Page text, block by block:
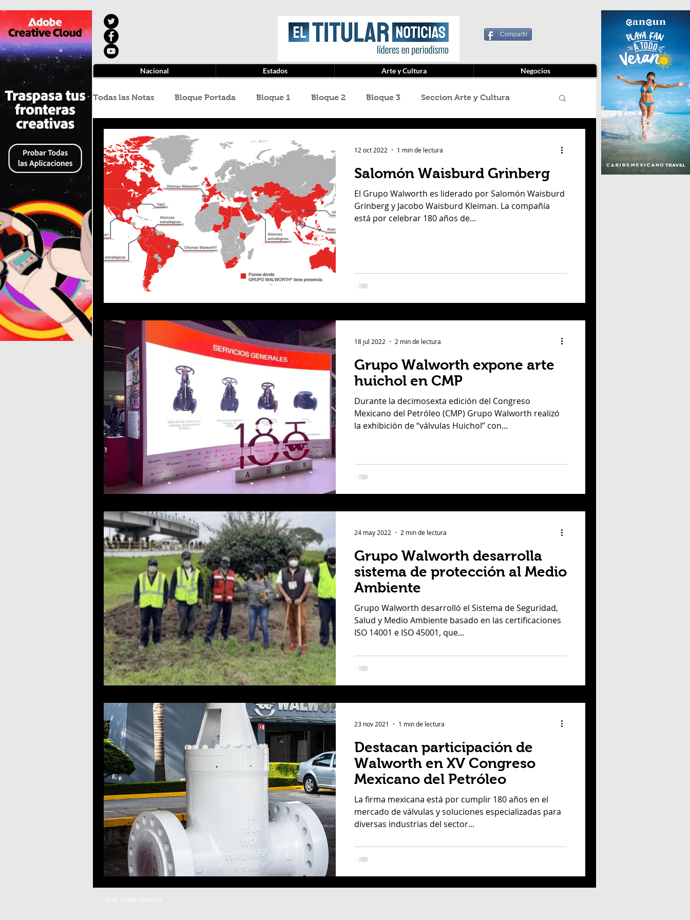
Compartir
Todas las Notas Bloque Portada Bloque 1 Bloque 2 Bloque 3 Seccion Arte y Cultura
Aduanas Arturo González Cruz Baja California
Cuajimalpa Hipólito Gerard Rivero Jet Van Car Rental La Gavia Medio Ambiente
Oliver Fernández Mena Ricardo Haddad Musi Ricardo Jose Haddad Musi Seccion Estados
Seccion Negocios Tijuana Claudia Rincón Pérez
jorge carlos fernández francés Adrián Rubalcava Suárez Últimas noticias Claudia Rincón Pérez
Claudia Rincon Perez Claudia Maria Rincón Perez
Salomón Waisburd Grinberg
El Grupo Walworth es liderado por Salomón Waisburd
Grinberg y Jacobo Waisburd Kleiman. La compañía
está por celebrar 180 años de...
12 oct 2022 1 min de lectura
Grupo Walworth expone arte
huichol en CMP
Durante la decimosexta edición del Congreso
Mexicano del Petróleo (CMP) Grupo Walworth realizó
la exhibición de “válvulas Huichol” con...
18 jul 2022 2 min de lectura
Grupo Walworth desarrolla
sistema de protección al Medio
Ambiente
Grupo Walworth desarrolló el Sistema de Seguridad,
Salud y Medio Ambiente basado en las certificaciones
ISO 14001 e ISO 45001, que...
24 may 2022 2 min de lectura
Destacan participación de
Walworth en XV Congreso
Mexicano del Petróleo
La firma mexicana está por cumplir 180 años en el
mercado de válvulas y soluciones especializadas para
diversas industrias del sector...
23 nov 2021 1 min de lectura
Nacional Estados Arte y Cultura Negocios